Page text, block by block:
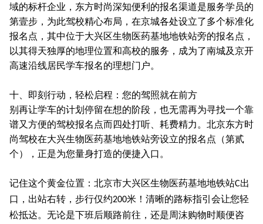
域的标杆企业，东方时尚深知便利的报名渠道是服务学员的
第壹步，为此驾校精心布局，在京城各处设立了多个标准化
报名点，其中位于大兴区生物医药基地地铁站旁的报名点，
以其得天独厚的地理位置和高校的服务，成为了南城及京开
高速沿线居民学车报名的理想门户。
十、即刻行动，轻松启程：您的驾照就在前方
别再让学车的计划停留在想的阶段，也无需再为寻找一个靠
谱又方便的驾校报名点而四处打听、耗费精力。北京东方时
尚驾校在大兴生物医药基地地铁站旁设立的报名点（第贰
个），正是为您量身打造的便捷入口。
记住这个黄金位置：北京市大兴区生物医药基地地铁站C出
口，出站右转，步行仅约200米！清晰的路标指引会让您轻
松抵达。无论是下班后顺路前往，还是周沫购物时顺便咨